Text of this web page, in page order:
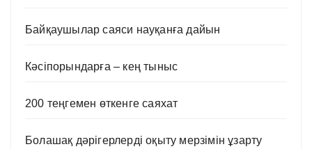
Байқаушылар саяси науқанға дайын
Кәсіпорындарға – кең тыныс
200 теңгемен өткенге саяхат
Болашақ дәрігерлерді оқыту мерзімін ұзарту